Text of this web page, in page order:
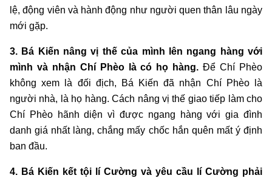
lệ, động viên và hành động như người quen thân lâu ngày
mới gặp.
3. Bá Kiến nâng vị thế của mình lên ngang hàng với
mình và nhận Chí Phèo là có họ hàng. Để Chí Phèo
không xem là đối địch, Bá Kiến đã nhận Chí Phèo là
người nhà, là họ hàng. Cách nâng vị thế giao tiếp làm cho
Chí Phèo hãnh diện vì được ngang hàng với gia đình
danh giá nhất làng, chắng mấy chốc hắn quên mất ý định
ban đầu.
4. Bá Kiến kết tội lí Cường và yêu cầu lí Cường phải